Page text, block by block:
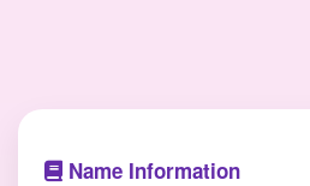
Name Information